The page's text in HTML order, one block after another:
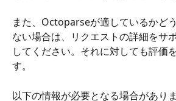
また、Octoparseが適しているかど
ない場合は、リクエストの詳細をサ
してください。それに対しても評価
す。
以下の情報が必要となる場合があり